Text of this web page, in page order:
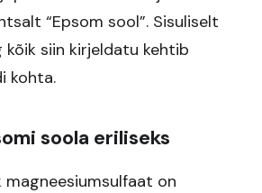
“Epsom sool”. Sisuliselt
kõik siin kirjeldatu kehtib
kohta.
soola eriliseks
magneesiumsulfaat on